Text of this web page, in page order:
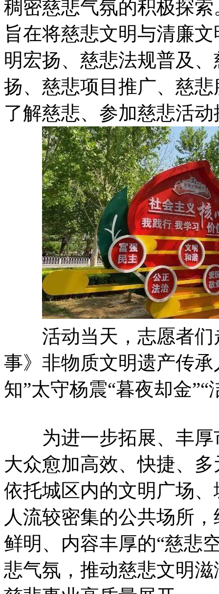
稠密慈悲气氛的积极探索
旨在将慈悲文明与清廉文
明宏扬、慈悲法规普及
扬、慈悲项目推广、
了解慈悲、参加慈悲活动提
活动当天，志愿者们
事》非物质文明遗产传承人
知”太守杨震“暮夜却金”“
为进一步拓展、丰厚
大众愈加高效、快捷
依托城区内的文明广场
人流较密集的公共场所
鲜明、内容丰厚的“慈
悲气氛，推动慈悲文明滋